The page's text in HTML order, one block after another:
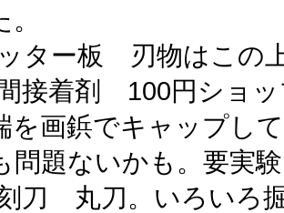
ター板 刃物はこの
接着剤 100円ショ
を画鋲でキャップし
問題ないかも。要実
刀 丸刀。いろいろ